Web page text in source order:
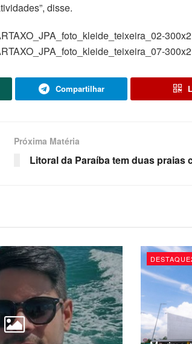
disse.
Compartilhar
Próxima Matéria
Litoral da Paraíba tem duas